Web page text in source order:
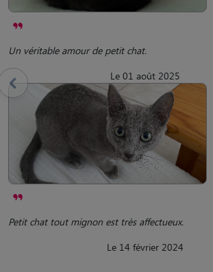
Un véritable amour de petit chat.
Le 01 août 2025
Petit chat tout mignon est très affectueux.
Le 14 février 2024